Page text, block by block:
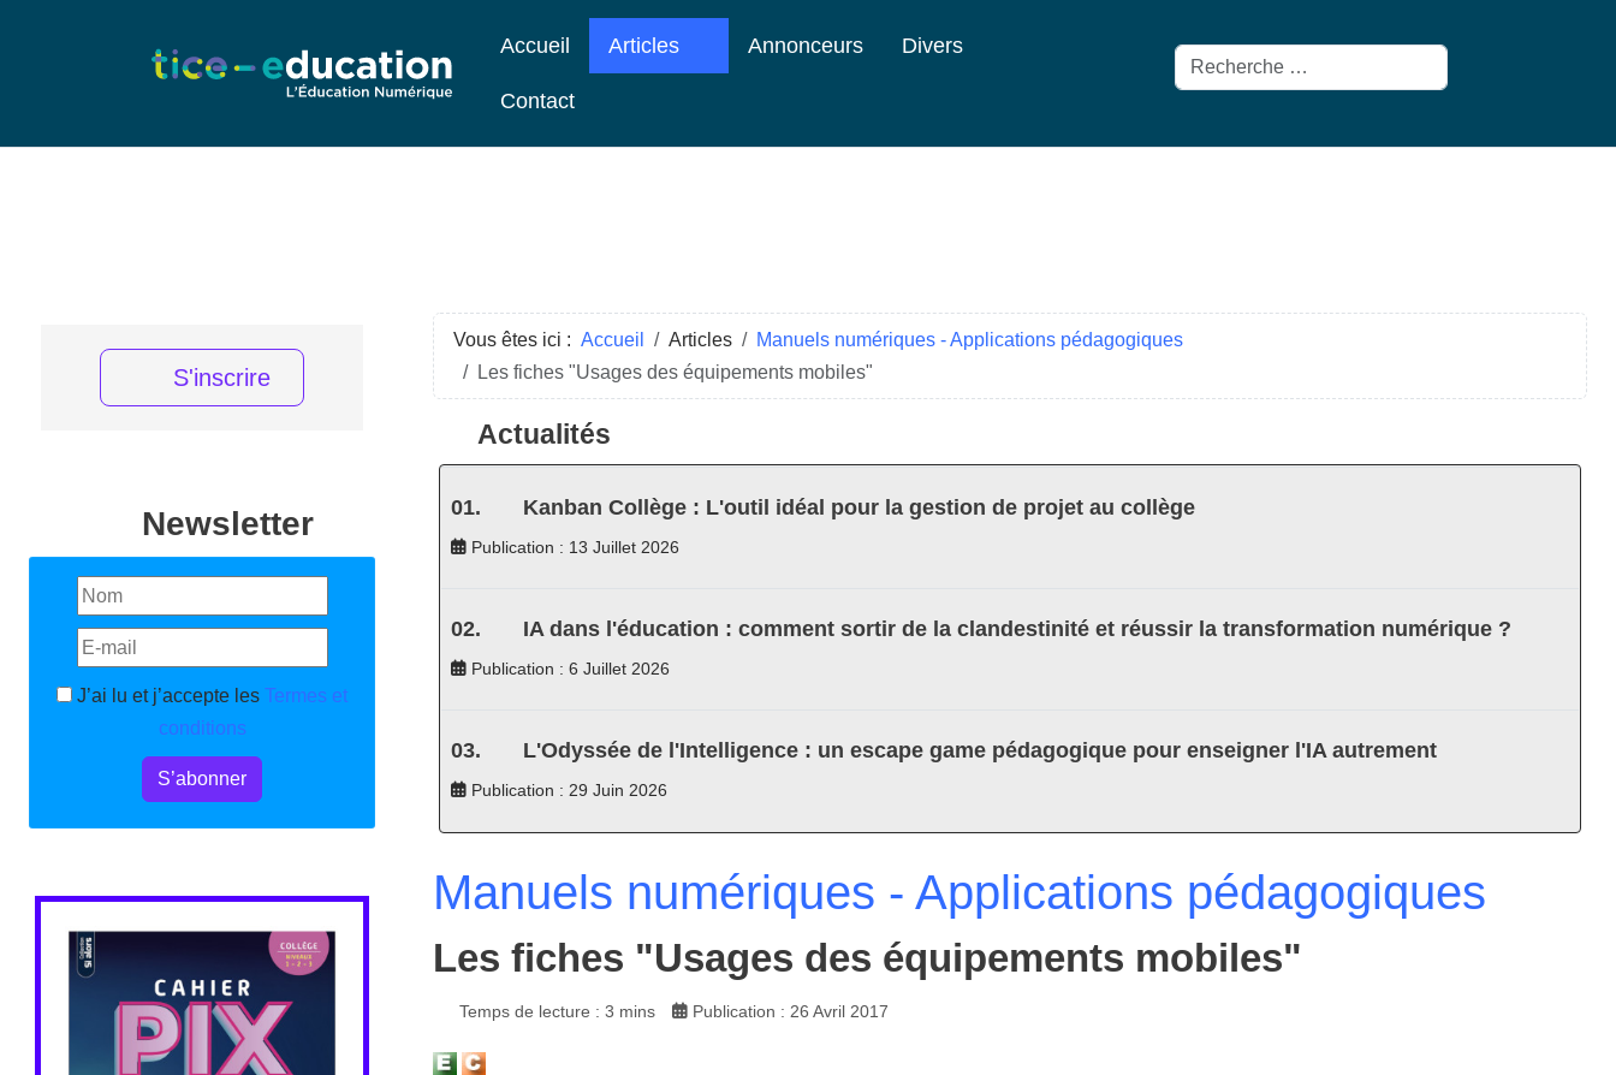
Accueil Articles Annonceurs Divers
Contact
Rechercher
S'inscrire
Newsletter
J’ai lu et j’accepte les Termes et
conditions
S’abonner
Vous êtes ici : Accueil Articles
Manuels numériques - Applications pédagogiques
Les fiches "Usages des équipements mobiles"
Actualités
Kanban Collège : L'outil idéal pour la gestion de projet au collège
Publication : 13 Juillet 2026
IA dans l'éducation : comment sortir de la clandestinité et réussir la transformation numérique ?
Publication : 6 Juillet 2026
L'Odyssée de l'Intelligence : un escape game pédagogique pour enseigner l'IA autrement
Publication : 29 Juin 2026
Manuels numériques - Applications pédagogiques
Les fiches "Usages des équipements mobiles"
Temps de lecture : 3 mins Publication : 26 Avril 2017